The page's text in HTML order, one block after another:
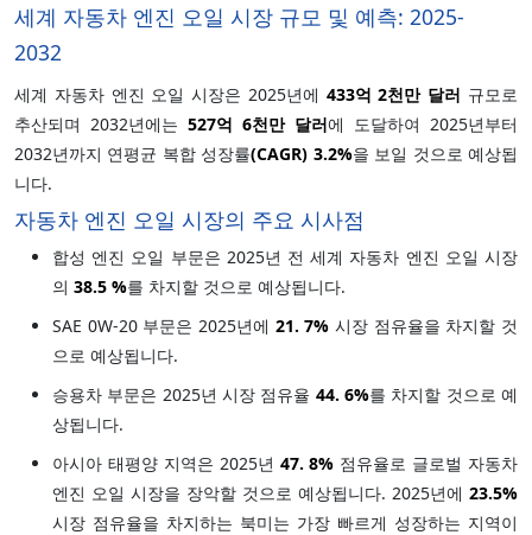
세계 자동차 엔진 오일 시장 규모 및 예측: 2025-
2032
세계 자동차 엔진 오일 시장은 2025년에 433억 2천만 달러 규모로
추산되며 2032년에는 527억 6천만 달러에 도달하여 2025년부터
2032년까지 연평균 복합 성장률(CAGR) 3.2%을 보일 것으로 예상됩
니다.
자동차 엔진 오일 시장의 주요 시사점
합성 엔진 오일 부문은 2025년 전 세계 자동차 엔진 오일 시장
의 38.5 %를 차지할 것으로 예상됩니다.
SAE 0W-20 부문은 2025년에 21.7% 시장 점유율을 차지할 것
으로 예상됩니다.
승용차 부문은 2025년 시장 점유율 44.6%를 차지할 것으로 예
상됩니다.
아시아 태평양 지역은 2025년 47.8% 점유율로 글로벌 자동차
엔진 오일 시장을 장악할 것으로 예상됩니다. 2025년에 23.5%
시장 점유율을 차지하는 북미는 가장 빠르게 성장하는 지역이